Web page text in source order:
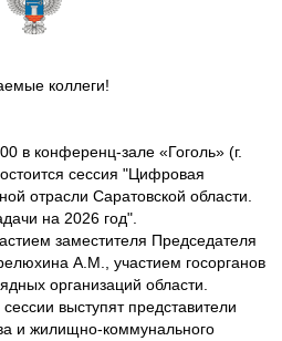
коллеги!
в конференц-зале «Гоголь» (г.
сессия "Цифровая
отрасли Саратовской области.
на 2026 год".
заместителя Председателя
А.М., участием госорганов
организаций области.
выступят представители
и жилищно-коммунального